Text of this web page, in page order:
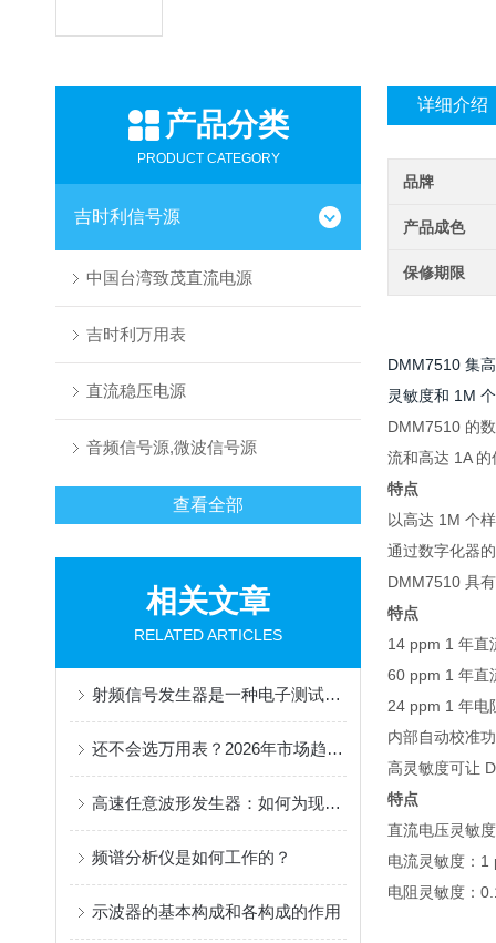
产品分类
PRODUCT CATEGORY
吉时利信号源
中国台湾致茂直流电源
吉时利万用表
直流稳压电源
音频信号源,微波信号源
查看全部
相关文章
RELATED ARTICLES
射频信号发生器是一种电子测试设备
还不会选万用表？2026年市场趋势解读与高性价比进口表采购指南
高速任意波形发生器：如何为现代工业测试带来高效解决方案
频谱分析仪是如何工作的？
示波器的基本构成和各构成的作用
详细介绍
品牌
产品成色
保修期限
DMM7510 集
灵敏度和 1M
DMM7510 的
流和高达 1A
特点
以高达 1M 个
通过数字化器
DMM7510 具
特点
14 ppm 1 年直
60 ppm 1 年直
24 ppm 1 年电
内部自动校准
高灵敏度可让
特点
直流电压灵敏
电流灵敏度：1
电阻灵敏度：